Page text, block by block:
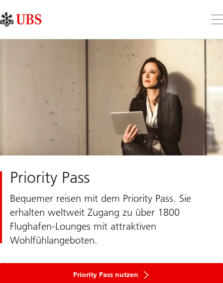
Links
Area
Sie
Priority Pass
Bequemer reisen mit dem Priority Pass. Sie
erhalten weltweit Zugang zu über 1800
Flughafen-Lounges mit attraktiven
Wohlfühlangeboten.
Priority Pass nutzen